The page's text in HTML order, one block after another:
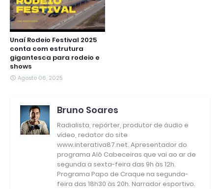
Unaí Rodeio Festival 2025
conta com estrutura
gigantesca para rodeio e
shows
Agosto 06, 2025
Bruno Soares
Radialista, repórter, produtor de áudio e
vídeo, redator do site
www.interativa87.net. Apresentador do
programa Alô Cabeceiras que vai ao ar de
segunda a sexta-feira das 9h às 12h.
Programa Papo de Craque na segunda-
feira das 18h30 às 20h. Narrador esportivo.